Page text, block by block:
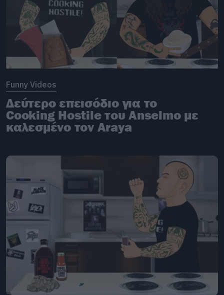
Funny Videos
Δεύτερο επεισόδιο για το
Cooking Hostile του Anselmo με
καλεσμένο τον Araya